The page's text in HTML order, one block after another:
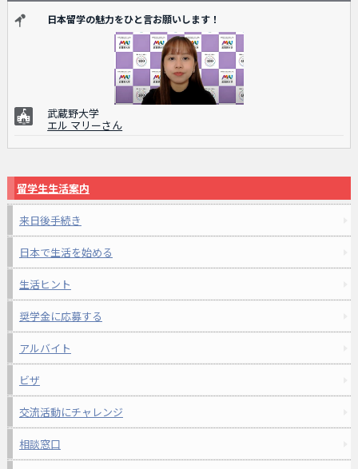
日本留学の魅力をひと言お願いします！
武蔵野大学
エル マリーさん
留学生生活案内
来日後手続き
日本で生活を始める
生活ヒント
奨学金に応募する
アルバイト
ビザ
交流活動にチャレンジ
相談窓口